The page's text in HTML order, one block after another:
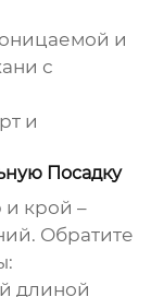
и
с
и
Посадку
крой –
Обратите
длиной